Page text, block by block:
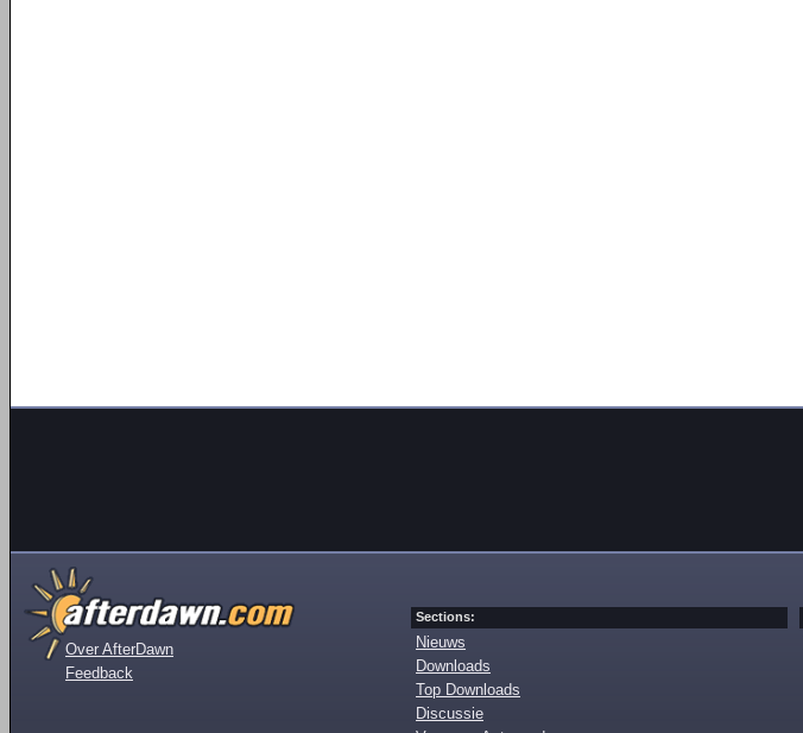
Over AfterDawn
Feedback
Sections:
Nieuws
Downloads
Top Downloads
Discussie